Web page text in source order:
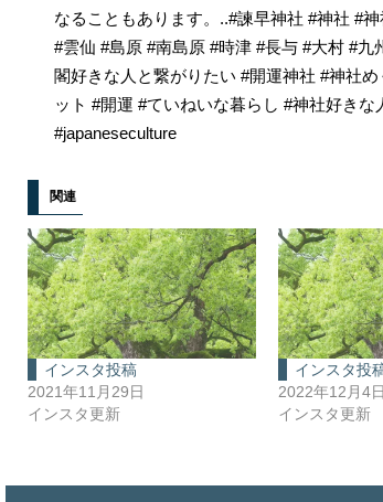
なることもあります。..#諫早神社 #神社 #
#雲仙 #島原 #南島原 #時津 #長与 #大村 #
閣好きな人と繋がりたい #開運神社 #神社
ット #開運 #ていねいな暮らし #神社好き
#japaneseculture
関連
インスタ投稿
2021年11月29日
インスタ更新
インスタ投
2022年12月4日
インスタ更新